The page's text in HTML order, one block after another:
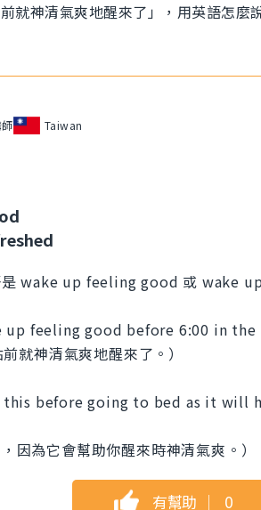
就神清氣爽地醒來了」，用英語怎麼
Taiwan
是 wake up feeling good 或 wake
feeling good before 6:00 in the
就神清氣爽地醒來了。）
before going to bed as it will
因為它會幫助你醒來時神清氣爽。）
有幫助 ｜ 0